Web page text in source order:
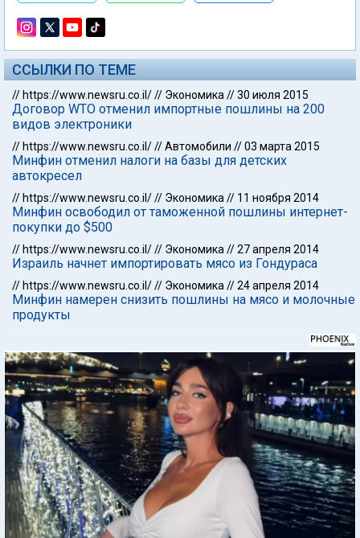
ССЫЛКИ ПО ТЕМЕ
// https://www.newsru.co.il/// Экономика //30 июля 2015
Договор WTO отменил импортные пошлины на 200
видов электроники
// https://www.newsru.co.il///Автомобили //03 марта 2015
Минфин отменил налоги на базы для детских
автокресел
// https://www.newsru.co.il/// Экономика // 11 ноября 2014
Минфин освободил от таможенной пошлины интернет-
покупки до $500
// https://www.newsru.co.il/// Экономика //27 апреля 2014
Израиль начнет импортировать мясо из Гондураса
// https://www.newsru.co.il/// Экономика //24 апреля 2014
Минфин намерен снизить пошлины на мясо и молочные
продукты